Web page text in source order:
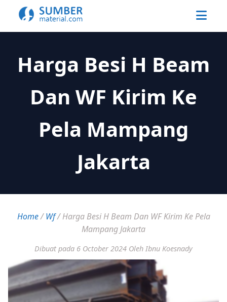
Harga Besi H Beam
Dan WF Kirim Ke
Pela Mampang
Jakarta
Home/Wf/Harga Besi H Beam Dan WF Kirim Ke Pela
Mampang Jakarta
Dibuat pada 6 October 2024 Oleh Ibnu Koesnady